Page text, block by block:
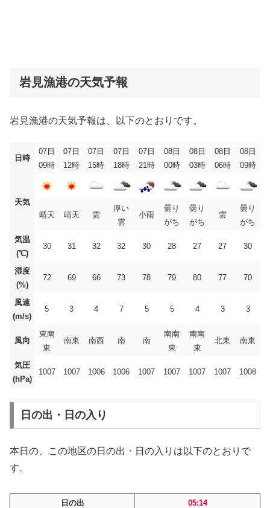
岩見漁港の天気予報
岩見漁港の天気予報は、以下のとおりです。
日時
07日
09時
07日
12時
07日
15時
07日
18時
07日
21時
08日
00時
08日
03時
08日
06時
08日
09時
天気
晴天
晴天 雲
厚い
雲
小雨
曇り
がち
曇り
がち
雲
曇り
がち
気温
(℃)
30 31 32 32 30 28 27 27 30
湿度
(%)
72 69 66 73 78 79 80 77 70
風速
(m/s)
5 3 4 7 5 5 4 3 3
風向
東南
東
南東 南西 南 南
南南
東
南南
東
北東 南東
気圧
(hPa)
1007 1007 1006 1006 1007 1007 1007 1007 1008
日の出・日の入り
本日の、この地区の日の出・日の入りは以下のとおりで
す。
日の出
05:14